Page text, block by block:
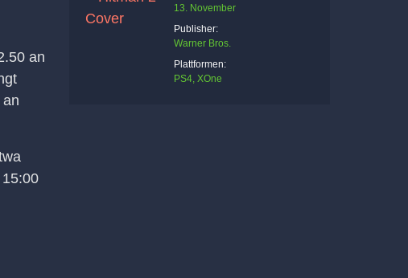
an
13. November
Publisher:
Warner Bros.
Plattformen:
PS4, XOne